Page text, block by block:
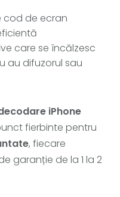
cod de ecran
care se încălzesc
au difuzorul sau
iPhone
fierbinte pentru
, fiecare
garanție de la 1 la 2